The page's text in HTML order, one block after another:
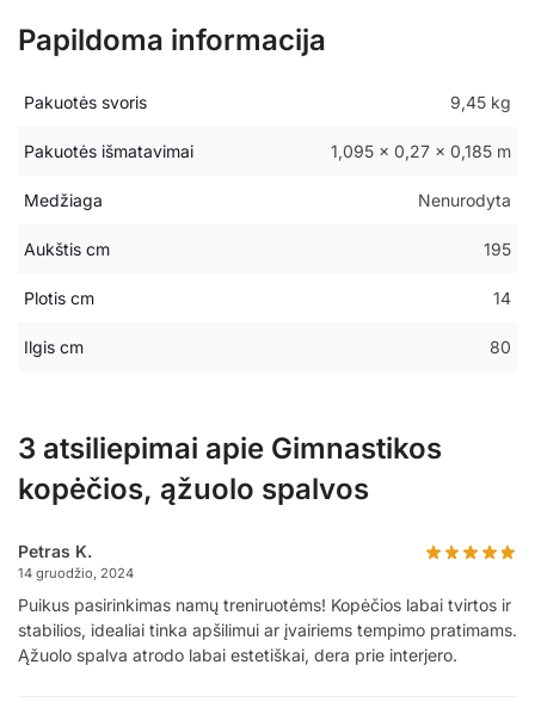
Papildoma informacija
Pakuotės svoris 9,45 kg
Pakuotės išmatavimai 1,095 × 0,27 × 0,185 m
Medžiaga Nenurodyta
Aukštis cm 195
Plotis cm 14
Ilgis cm 80
3 atsiliepimai apie Gimnastikos
kopėčios, ąžuolo spalvos
Petras K.
14 gruodžio, 2024
Puikus pasirinkimas namų treniruotėms! Kopėčios labai tvirtos ir
stabilios, idealiai tinka apšilimui ar įvairiems tempimo pratimams.
Ąžuolo spalva atrodo labai estetiškai, dera prie interjero.